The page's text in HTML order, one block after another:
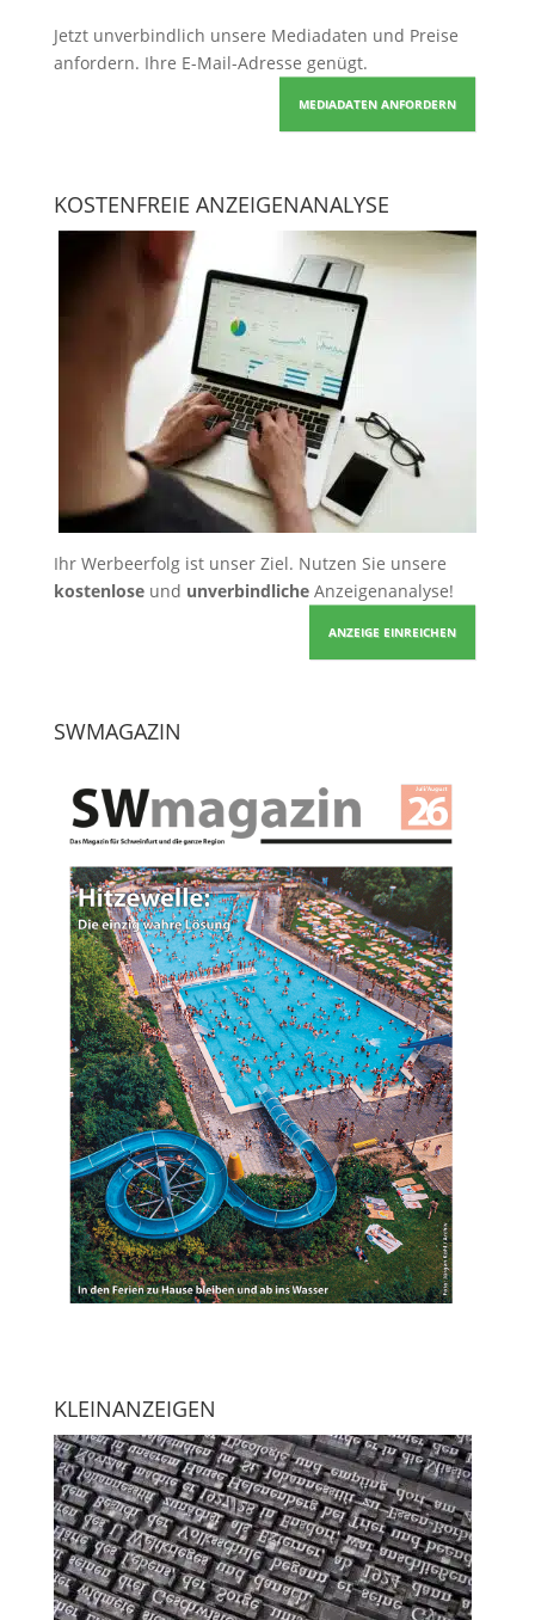
Jetzt unverbindlich unsere Mediadaten und Preise
anfordern. Ihre E-Mail-Adresse genügt.
MEDIADATEN ANFORDERN
KOSTENFREIE ANZEIGENANALYSE
Ihr Werbeerfolg ist unser Ziel. Nutzen Sie unsere
kostenloseund unverbindlicheAnzeigenanalyse!
ANZEIGE EINREICHEN
SWMAGAZIN
KLEINANZEIGEN